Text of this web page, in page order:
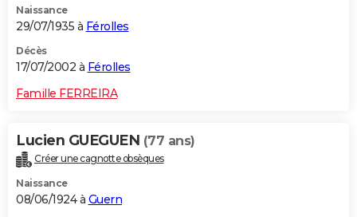
Naissance
29/07/1935 à Férolles
Décès
17/07/2002 à Férolles
Famille FERREIRA
Lucien GUEGUEN (77 ans)
Créer une cagnotte obsèques
Naissance
08/06/1924 à Guern